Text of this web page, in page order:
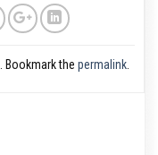
. Bookmark the permalink